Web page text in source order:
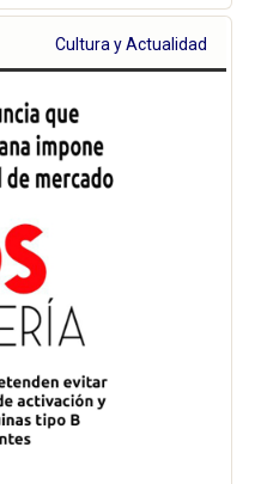
Cultura y Actualidad